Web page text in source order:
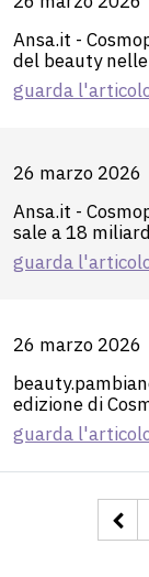
Ansa.it -
del beauty
guarda
26 marzo 2026
Ansa.it -
sale a 18
guarda
26 marzo 2026
edizione di
guarda